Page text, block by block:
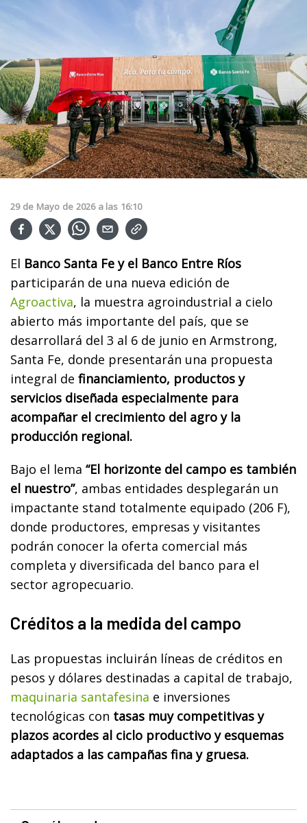
29 de Mayo de 2026 a las 16:10
El Banco Santa Fe y el Banco Entre Ríos
participarán de una nueva edición de
Agroactiva, la muestra agroindustrial a cielo
abierto más importante del país, que se
desarrollará del 3 al 6 de junio en Armstrong,
Santa Fe, donde presentarán una propuesta
integral de financiamiento, productos y
servicios diseñada especialmente para
acompañar el crecimiento del agro y la
producción regional.
Bajo el lema “El horizonte del campo es también
el nuestro”, ambas entidades desplegarán un
impactante stand totalmente equipado (206 F),
donde productores, empresas y visitantes
podrán conocer la oferta comercial más
completa y diversificada del banco para el
sector agropecuario.
Créditos a la medida del campo
Las propuestas incluirán líneas de créditos en
pesos y dólares destinadas a capital de trabajo,
maquinaria santafesina e inversiones
tecnológicas con tasas muy competitivas y
plazos acordes al ciclo productivo y esquemas
adaptados a las campañas fina y gruesa.